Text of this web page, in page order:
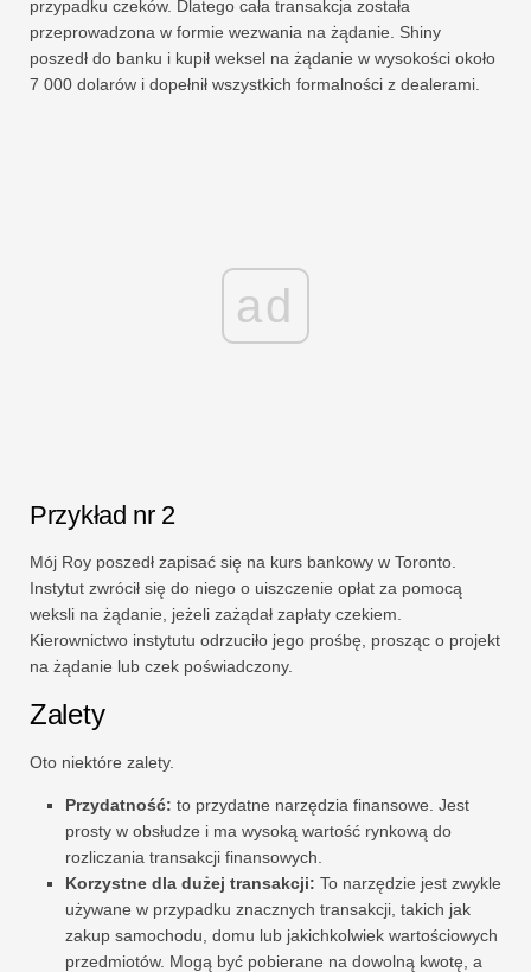
przypadku czeków. Dlatego cała transakcja została
przeprowadzona w formie wezwania na żądanie. Shiny
poszedł do banku i kupił weksel na żądanie w wysokości około
7 000 dolarów i dopełnił wszystkich formalności z dealerami.
ad
Przykład nr 2
Mój Roy poszedł zapisać się na kurs bankowy w Toronto.
Instytut zwrócił się do niego o uiszczenie opłat za pomocą
weksli na żądanie, jeżeli zażądał zapłaty czekiem.
Kierownictwo instytutu odrzuciło jego prośbę, prosząc o projekt
na żądanie lub czek poświadczony.
Zalety
Oto niektóre zalety.
Przydatność: to przydatne narzędzia finansowe. Jest
prosty w obsłudze i ma wysoką wartość rynkową do
rozliczania transakcji finansowych.
Korzystne dla dużej transakcji: To narzędzie jest zwykle
używane w przypadku znacznych transakcji, takich jak
zakup samochodu, domu lub jakichkolwiek wartościowych
przedmiotów. Mogą być pobierane na dowolną kwotę, a